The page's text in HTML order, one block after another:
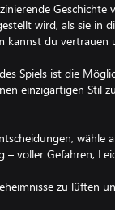
wird, als sie in
kannst du vertrauen
Spiels ist die
einzigartigen Stil
– voller Gefahren,
zu lüften